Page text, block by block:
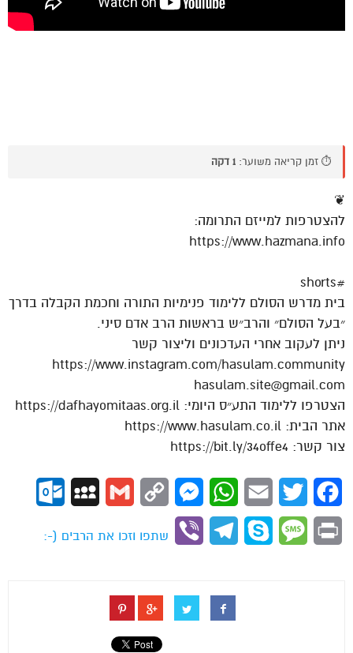
⏱️ זמן קריאה משוער: 1 דקה
❦
להצטרפות למייזם התרומה:
https://www.hazmana.info
#shorts
בית מדרש הסולם ללימוד פנימיות התורה וחכמת הקבלה בדרך
״בעל הסולם״ והרב״ש בראשות הרב אדם סיני.
ניתן לעקוב אחרי העדכונים וליצור קשר
https://www.instagram.com/hasulam.community
hasulam.site@gmail.com
הצטרפו ללימוד התע״ס היומי: https://dafhayomitaas.org.il
אתר הבית: https://www.hasulam.co.il
צור קשר: https://bit.ly/34offe4
Facebook
Twitter
Email
WhatsApp
Messenger
Copy
Gmail
MySpace
Print
Message
Skype
Telegram
Viber
שתפו וזכו את הרבים (-: